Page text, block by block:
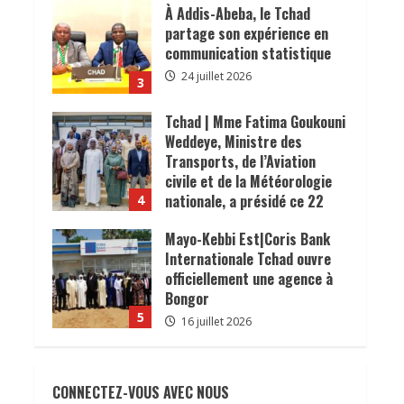
𝐜𝐨𝐧𝐬𝐨𝐦𝐦𝐚𝐭𝐞𝐮𝐫𝐬.
24 juillet 2026
3
À Addis-Abeba, le Tchad
partage son expérience en
communication statistique
24 juillet 2026
4
Tchad | Mme Fatima Goukouni
Weddeye, Ministre des
Transports, de l’Aviation
civile et de la Météorologie
nationale, a présidé ce 22
interministérielle consacrée
à la mise en œuvre de la
décision du président de la
République, le Maréchal
Mahamat Idriss Déby Itno,
5
Mayo-Kebbi Est|Coris Bank
Internationale Tchad ouvre
officiellement une agence à
Bongor
16 juillet 2026
𝐚𝐬𝐬𝐨𝐜𝐢é𝐬 𝐚𝐮𝐱 𝐚𝐜𝐭𝐢𝐨𝐧𝐬 𝐝𝐞
CONNECTEZ-VOUS AVEC NOUS